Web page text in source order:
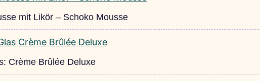
mit Likör – Schoko Mousse
Crème Brûlée Deluxe